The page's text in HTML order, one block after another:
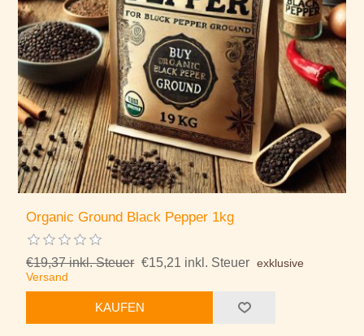
Organic Ground Black Pepper 1kg
€19,37 inkl. Steuer €15,21 inkl. Steuer exklusive
Versand
KAUFEN